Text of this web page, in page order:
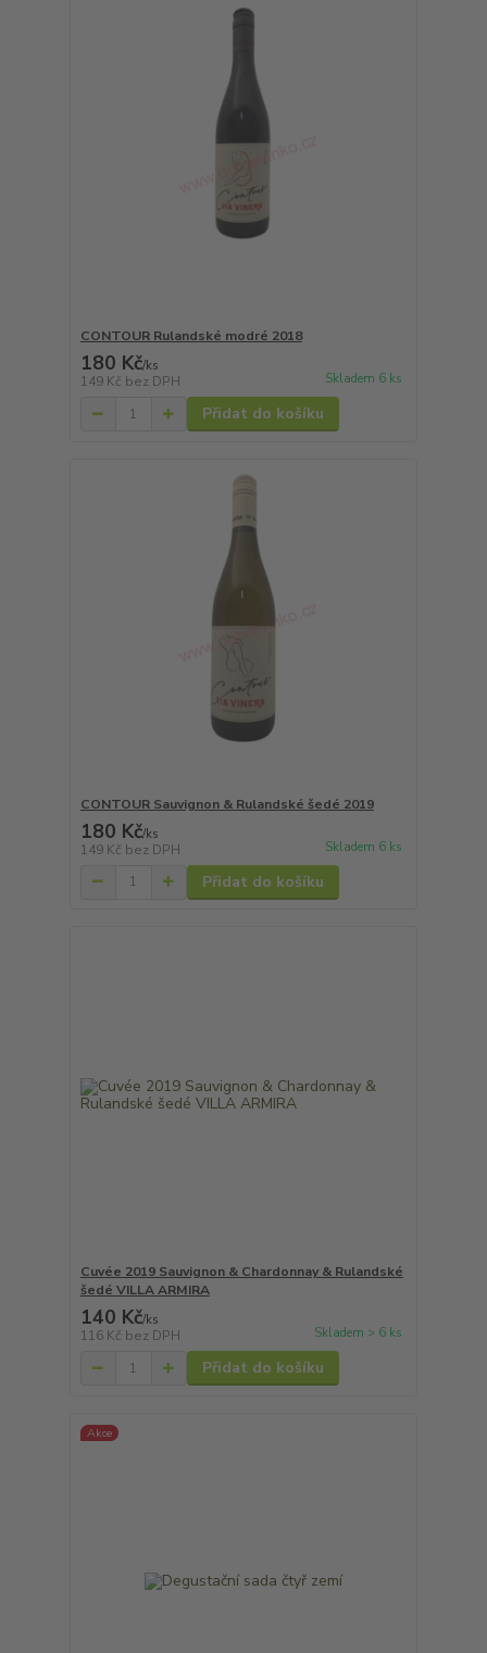
CONTOUR Rulandské modré 2018
180 Kč/ks
149 Kč bez DPH Skladem 6 ks
Přidat do košíku
CONTOUR Sauvignon & Rulandské šedé 2019
180 Kč/ks
149 Kč bez DPH Skladem 6 ks
Přidat do košíku
Cuvée 2019 Sauvignon & Chardonnay & Rulandské
šedé VILLA ARMIRA
140 Kč/ks
116 Kč bez DPH Skladem > 6 ks
Přidat do košíku
Akce